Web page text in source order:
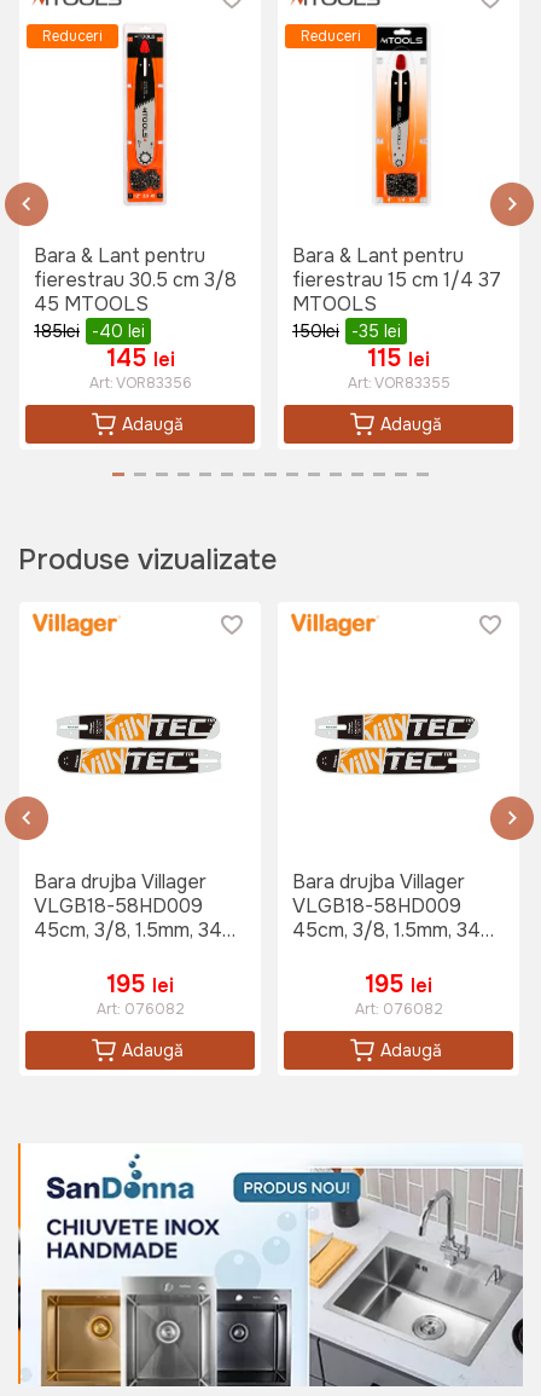
Reduceri
Bara & Lant pentru
fierestrau 30.5 cm 3/8
45 MTOOLS
185lei -40 lei
145 lei
Art:VOR83356
Adaugă
Reduceri
Bara & Lant pentru
fierestrau 15 cm 1/4 37
MTOOLS
150lei -35 lei
115 lei
Art:VOR83355
Adaugă
Produse vizualizate
Bara drujba Villager
VLGB18-58HD009
45cm, 3/8, 1.5mm, 34
195 lei
Art: 076082
Adaugă
Bara drujba Villager
VLGB18-58HD009
45cm, 3/8, 1.5mm, 34
195 lei
Art: 076082
Adaugă